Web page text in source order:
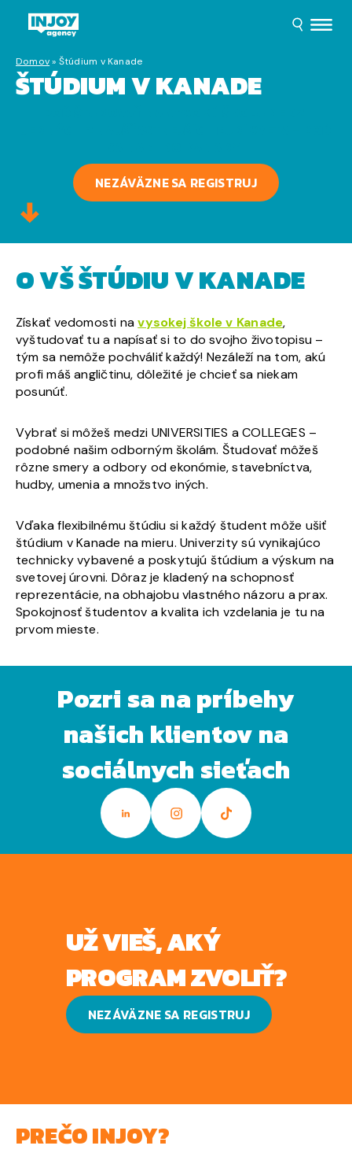
Domov» Štúdium v Kanade
ŠTÚDIUM V KANADE
NEZÁVÄZNE SA REGISTRUJ
O VŠ ŠTÚDIU V KANADE
Získať vedomosti navysokej škole v Kanade,
vyštudovať tu a napísať si to do svojho životopisu –
tým sa nemôže pochváliť každý! Nezáleží na tom, akú
profi máš angličtinu, dôležité je chcieť sa niekam
posunúť.
Vybrať si môžeš medzi UNIVERSITIES a COLLEGES –
podobné našim odborným školám. Študovať môžeš
rôzne smery a odbory od ekonómie, stavebníctva,
hudby, umenia a množstvo iných.
Vďaka flexibilnému štúdiu si každý študent môže ušiť
štúdium v Kanade na mieru. Univerzity sú vynikajúco
technicky vybavené a poskytujú štúdium a výskum na
svetovej úrovni. Dôraz je kladený na schopnosť
reprezentácie, na obhajobu vlastného názoru a prax.
Spokojnosť študentov a kvalita ich vzdelania je tu na
prvom mieste.
Pozri sa na príbehy
našich klientov na
sociálnych sieťach
UŽ VIEŠ, AKÝ
PROGRAM ZVOLIŤ?
NEZÁVÄZNE SA REGISTRUJ
PREČO INJOY?